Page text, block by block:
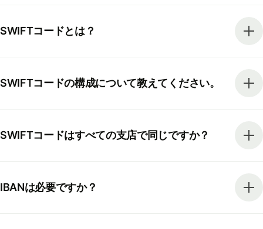
SWIFTコードとは？
SWIFTコードの構成について教えてください。
SWIFTコードはすべての支店で同じですか？
IBANは必要ですか？